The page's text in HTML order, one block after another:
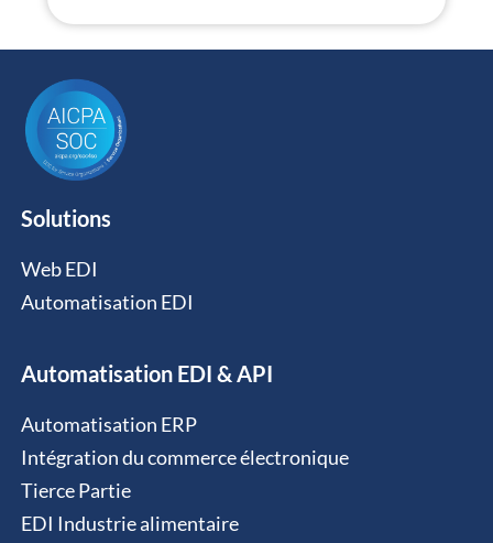
Solutions
Web EDI
Automatisation EDI
Automatisation EDI & API
Automatisation ERP
Intégration du commerce électronique
Tierce Partie
EDI Industrie alimentaire